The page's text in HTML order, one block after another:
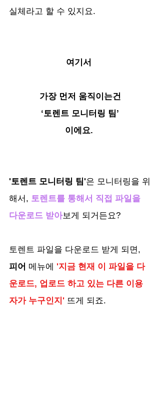
실체라고 할 수 있지요.
여기서
가장 먼저 움직이는건
‘토렌트 모니터링 팀’
이에요.
'토렌트 모니터링 팀'은 모니터링을 위
해서, 토렌트를 통해서 직접 파일을
다운로드 받아보게 되거든요?
토렌트 파일을 다운로드 받게 되면,
피어 메뉴에 '지금 현재 이 파일을 다
운로드, 업로드 하고 있는 다른 이용
자가 누구인지' 뜨게 되죠.